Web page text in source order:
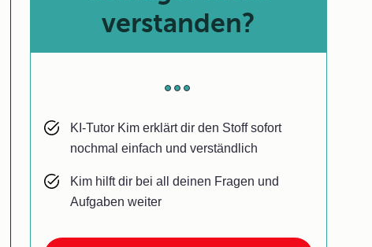
verstanden?
KI-Tutor Kim erklärt dir den Stoff sofort
nochmal einfach und verständlich
Kim hilft dir bei all deinen Fragen und
Aufgaben weiter